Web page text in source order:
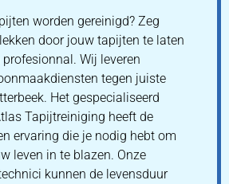
worden gereinigd? Zeg
door jouw tapijten te laten
Wij leveren
tegen juiste
Het gespecialiseerd
Tapijtreiniging heeft de
ervaring die je nodig hebt om
leven in te blazen. Onze
kunnen de levensduur